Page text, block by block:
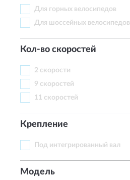
Для горных велосипедов
Для шоссейных велосипедов
Кол-во скоростей
2 скорости
9 скоростей
11 скоростей
Крепление
Под интегрированный вал
Модель